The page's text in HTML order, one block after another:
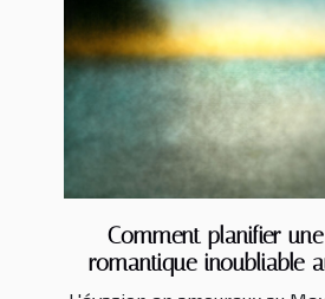
Comment planifier
romantique inoubliable